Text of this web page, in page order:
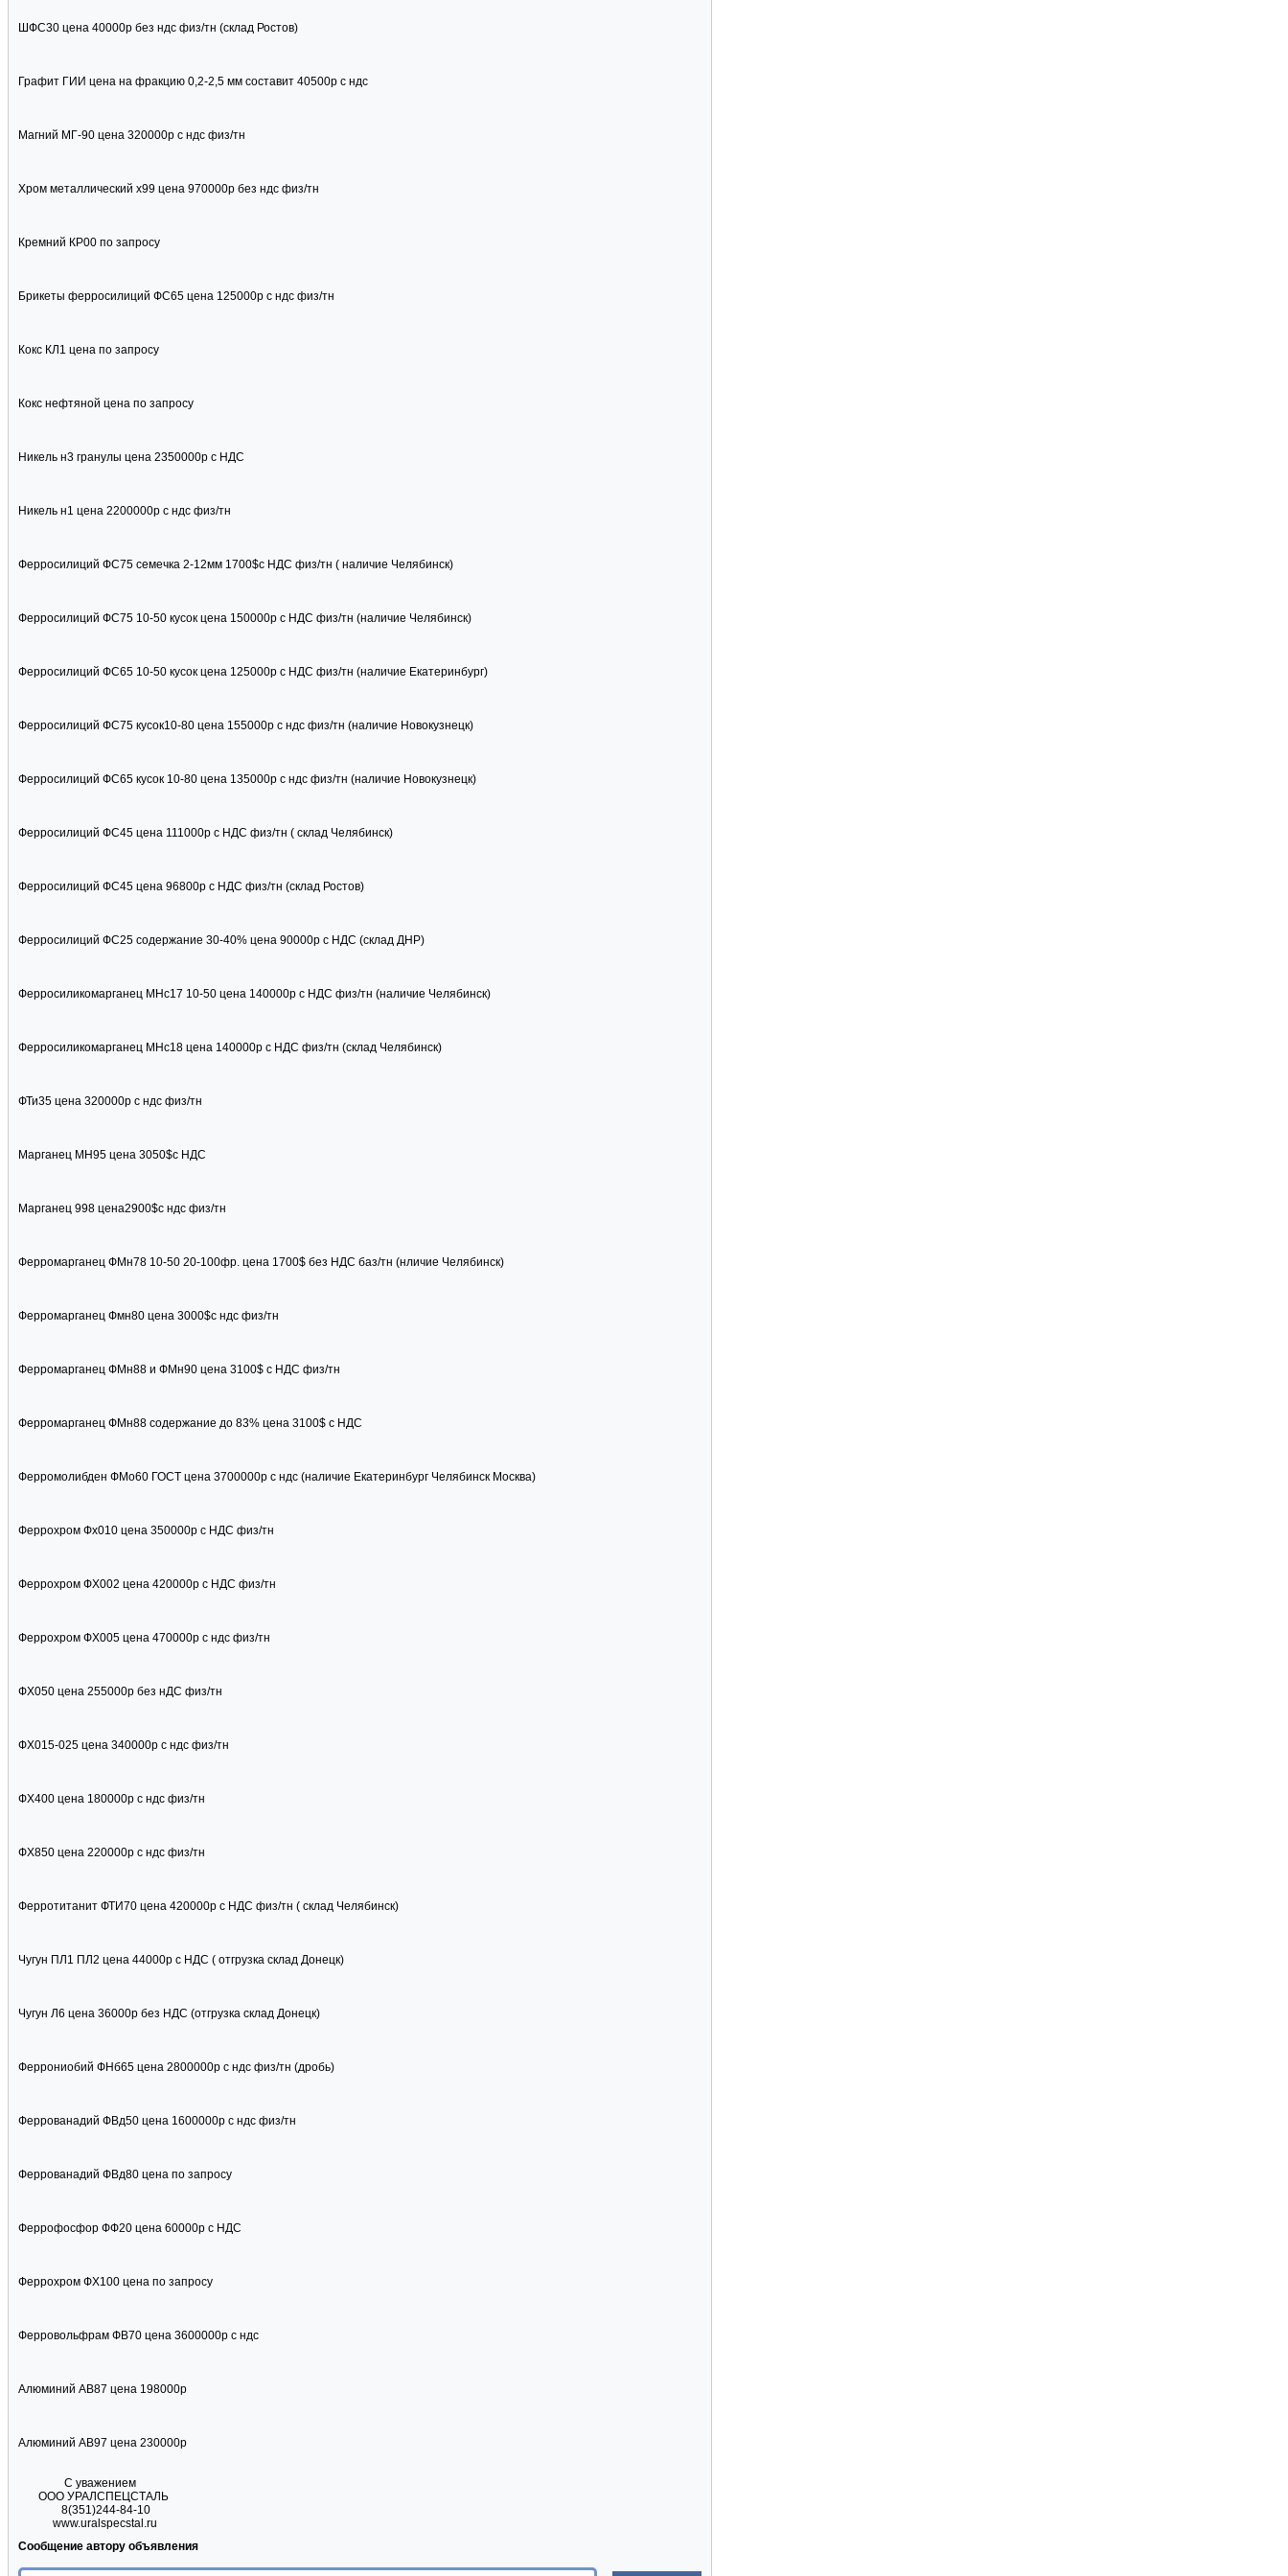
ШФС30 цена 40000р без ндс физ/тн (склад Ростов)
Графит ГИИ цена на фракцию 0,2-2,5 мм составит 40500р с ндс
Магний МГ-90 цена 320000р с ндс физ/тн
Хром металлический х99 цена 970000р без ндс физ/тн
Кремний КР00 по запросу
Брикеты ферросилиций ФС65 цена 125000р с ндс физ/тн
Кокс КЛ1 цена по запросу
Кокс нефтяной цена по запросу
Никель н3 гранулы цена 2350000р с НДС
Никель н1 цена 2200000р с ндс физ/тн
Ферросилиций ФС75 семечка 2-12мм 1700$с НДС физ/тн ( наличие Челябинск)
Ферросилиций ФС75 10-50 кусок цена 150000р с НДС физ/тн (наличие Челябинск)
Ферросилиций ФС65 10-50 кусок цена 125000р с НДС физ/тн (наличие Екатеринбург)
Ферросилиций ФС75 кусок10-80 цена 155000р с ндс физ/тн (наличие Новокузнецк)
Ферросилиций ФС65 кусок 10-80 цена 135000р с ндс физ/тн (наличие Новокузнецк)
Ферросилиций ФС45 цена 111000р с НДС физ/тн ( склад Челябинск)
Ферросилиций ФС45 цена 96800р с НДС физ/тн (склад Ростов)
Ферросилиций ФС25 содержание 30-40% цена 90000р с НДС (склад ДНР)
Ферросиликомарганец МНс17 10-50 цена 140000р с НДС физ/тн (наличие Челябинск)
Ферросиликомарганец МНс18 цена 140000р с НДС физ/тн (склад Челябинск)
ФТи35 цена 320000р с ндс физ/тн
Марганец МН95 цена 3050$с НДС
Марганец 998 цена2900$с ндс физ/тн
Ферромарганец ФМн78 10-50 20-100фр. цена 1700$ без НДС баз/тн (нличие Челябинск)
Ферромарганец Фмн80 цена 3000$с ндс физ/тн
Ферромарганец ФМн88 и ФМн90 цена 3100$ с НДС физ/тн
Ферромарганец ФМн88 содержание до 83% цена 3100$ с НДС
Ферромолибден ФМо60 ГОСТ цена 3700000р с ндс (наличие Екатеринбург Челябинск Москва)
Феррохром Фх010 цена 350000р с НДС физ/тн
Феррохром ФХ002 цена 420000р с НДС физ/тн
Феррохром ФХ005 цена 470000р с ндс физ/тн
ФХ050 цена 255000р без нДС физ/тн
ФХ015-025 цена 340000р с ндс физ/тн
ФХ400 цена 180000р с ндс физ/тн
ФХ850 цена 220000р с ндс физ/тн
Ферротитанит ФТИ70 цена 420000р с НДС физ/тн ( склад Челябинск)
Чугун ПЛ1 ПЛ2 цена 44000р с НДС ( отгрузка склад Донецк)
Чугун Л6 цена 36000р без НДС (отгрузка склад Донецк)
Феррониобий ФНб65 цена 2800000р с ндс физ/тн (дробь)
Феррованадий ФВд50 цена 1600000р с ндс физ/тн
Феррованадий ФВд80 цена по запросу
Феррофосфор ФФ20 цена 60000р с НДС
Феррохром ФХ100 цена по запросу
Ферровольфрам ФВ70 цена 3600000р с ндс
Алюминий АВ87 цена 198000р
Алюминий АВ97 цена 230000р
С уважением
ООО УРАЛСПЕЦСТАЛЬ
8(351)244-84-10
www.uralspecstal.ru
Сообщение автору объявления